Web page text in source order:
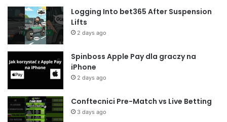
Logging Into bet365 After Suspension
Lifts
2 days ago
Spinboss Apple Pay dla graczy na
iPhone
2 days ago
Conftecnici Pre-Match vs Live Betting
3 days ago